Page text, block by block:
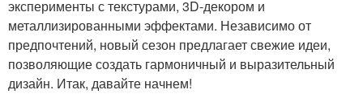
эксперименты с текстурами, 3D-декором и
металлизированными эффектами. Независимо от
предпочтений, новый сезон предлагает свежие идеи,
позволяющие создать гармоничный и выразительный
дизайн. Итак, давайте начнем!